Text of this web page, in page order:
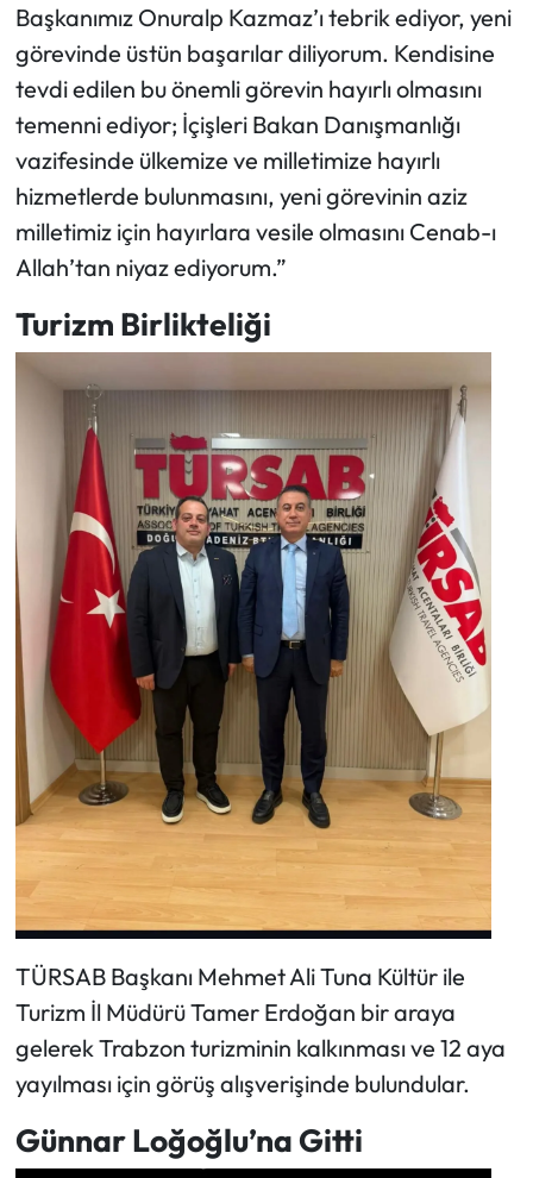
Başkanımız Onuralp Kazmaz’ı tebrik ediyor, yeni
görevinde üstün başarılar diliyorum. Kendisine
tevdi edilen bu önemli görevin hayırlı olmasını
temenni ediyor; İçişleri Bakan Danışmanlığı
vazifesinde ülkemize ve milletimize hayırlı
hizmetlerde bulunmasını, yeni görevinin aziz
milletimiz için hayırlara vesile olmasını Cenab-ı
Allah’tan niyaz ediyorum.”
Turizm Birlikteliği
TÜRSAB Başkanı Mehmet Ali Tuna Kültür ile
Turizm İl Müdürü Tamer Erdoğan bir araya
gelerek Trabzon turizminin kalkınması ve 12 aya
yayılması için görüş alışverişinde bulundular.
Günnar Loğoğlu’na Gitti